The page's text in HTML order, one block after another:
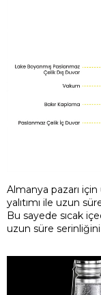
Almanya pazarı
yalıtımı ile uzun
Bu sayede sıcak
uzun süre